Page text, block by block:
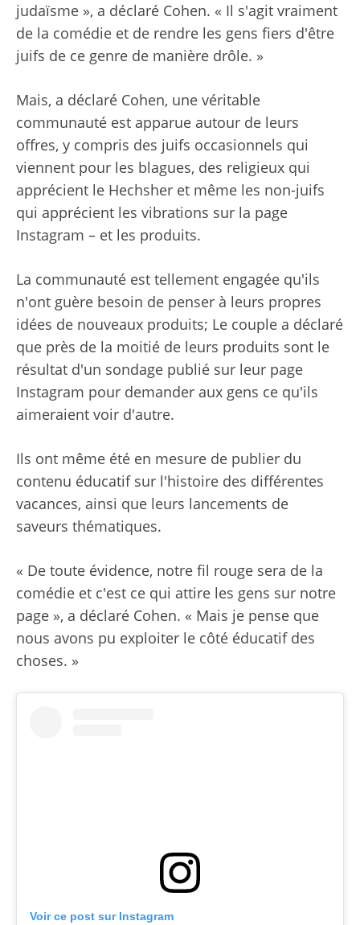
judaïsme », a déclaré Cohen. « Il s'agit vraiment
de la comédie et de rendre les gens fiers d'être
juifs de ce genre de manière drôle. »
Mais, a déclaré Cohen, une véritable
communauté est apparue autour de leurs
offres, y compris des juifs occasionnels qui
viennent pour les blagues, des religieux qui
apprécient le Hechsher et même les non-juifs
qui apprécient les vibrations sur la page
Instagram – et les produits.
La communauté est tellement engagée qu'ils
n'ont guère besoin de penser à leurs propres
idées de nouveaux produits; Le couple a déclaré
que près de la moitié de leurs produits sont le
résultat d'un sondage publié sur leur page
Instagram pour demander aux gens ce qu'ils
aimeraient voir d'autre.
Ils ont même été en mesure de publier du
contenu éducatif sur l'histoire des différentes
vacances, ainsi que leurs lancements de
saveurs thématiques.
« De toute évidence, notre fil rouge sera de la
comédie et c'est ce qui attire les gens sur notre
page », a déclaré Cohen. « Mais je pense que
nous avons pu exploiter le côté éducatif des
choses. »
Voir ce post sur Instagram